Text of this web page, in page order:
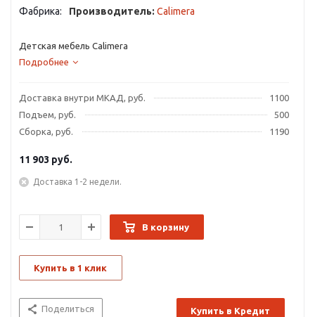
Фабрика: Производитель: Calimera
Детская мебель Calimera
Подробнее
Доставка внутри МКАД, руб.
1100
Подъем, руб.
500
Сборка, руб.
1190
11 903 руб.
Доставка 1-2 недели.
В корзину
Купить в 1 клик
Поделиться Купить в Кредит